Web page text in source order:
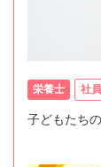
栄養士 社員
子どもたち